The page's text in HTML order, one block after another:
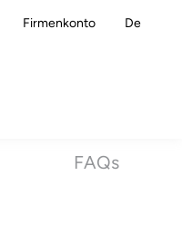
Firmenkonto De
FAQs